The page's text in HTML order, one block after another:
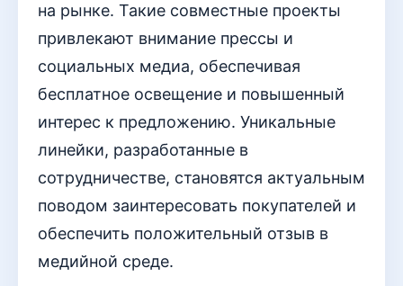
на рынке. Такие совместные проекты
привлекают внимание прессы и
социальных медиа, обеспечивая
бесплатное освещение и повышенный
интерес к предложению. Уникальные
линейки, разработанные в
сотрудничестве, становятся актуальным
поводом заинтересовать покупателей и
обеспечить положительный отзыв в
медийной среде.